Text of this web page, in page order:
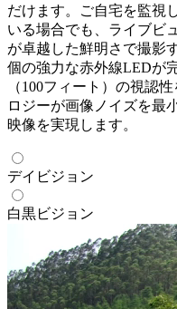
だけます。ご自宅を監視
いる場合でも、ライブビ
が卓越した鮮明さで撮影
個の強力な赤外線LEDが
（100フィート）の視認
ロジーが画像ノイズを最
映像を実現します。
デイビジョン
白黒ビジョン